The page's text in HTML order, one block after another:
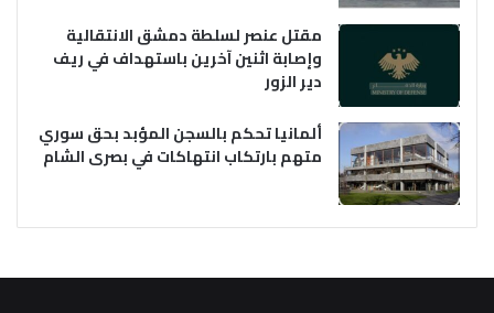
مقتل عنصر لسلطة دمشق الانتقالية
وإصابة اثنين آخرين باستهداف في ريف
دير الزور
ألمانيا تحكم بالسجن المؤبد بحق سوري
متهم بارتكاب انتهاكات في بصرى الشام